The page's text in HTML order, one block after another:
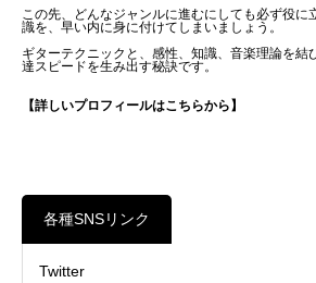
この先、どんなジャンルに進むにしても必ず役に
識を、早い内に身に付けてしまいましょう。
ギターテクニックと、感性、知識、音楽理論を結
達スピードを生み出す秘訣です。
【詳しいプロフィールはこちらから】
各種SNSリンク
Twitter